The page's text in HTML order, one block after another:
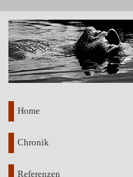
Home
Chronik
Referenzen